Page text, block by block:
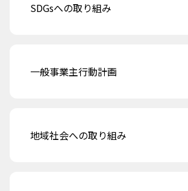
SDGsへの取り組み
一般事業主行動計画
地域社会への取り組み